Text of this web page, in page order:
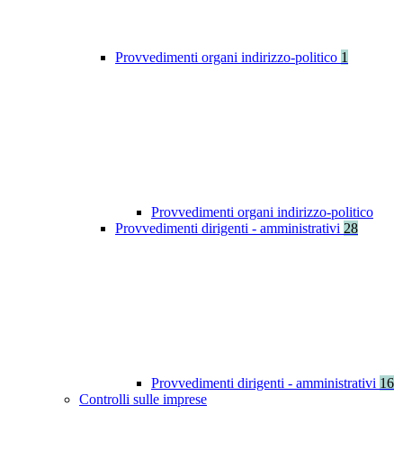
Provvedimenti organi indirizzo-politico 1
Provvedimenti organi indirizzo-politico
Provvedimenti dirigenti - amministrativi 28
Provvedimenti dirigenti - amministrativi 16
Controlli sulle imprese